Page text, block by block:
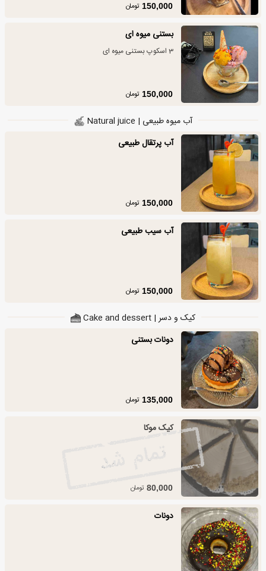
150,000 تومان
بستنی میوه ای
3 اسکوپ بستنی میوه ای
150,000 تومان
آب میوه طبیعی | Natural juice
آب پرتقال طبیعی
150,000 تومان
آب سیب طبیعی
150,000 تومان
کیک و دسر | Cake and dessert
دونات بستنی
135,000 تومان
کیک موکا
80,000 تومان
دونات